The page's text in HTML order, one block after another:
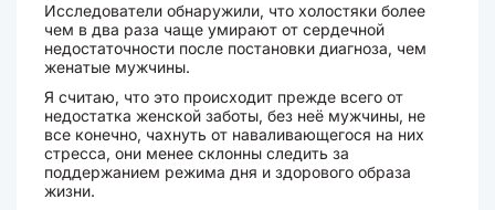
Исследователи обнаружили, что холостяки более
чем в два раза чаще умирают от сердечной
недостаточности после постановки диагноза, чем
женатые мужчины.
Я считаю, что это происходит прежде всего от
недостатка женской заботы, без неё мужчины, не
все конечно, чахнуть от наваливающегося на них
стресса, они менее склонны следить за
поддержанием режима дня и здорового образа
жизни.